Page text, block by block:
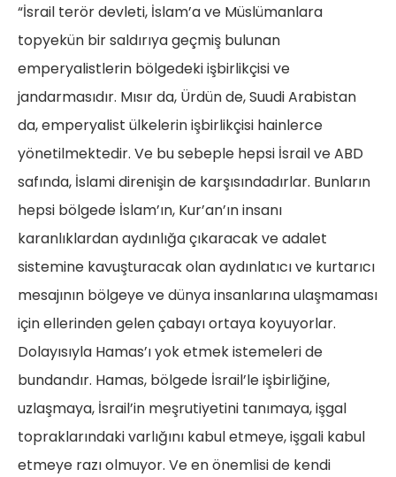
“İsrail terör devleti, İslam’a ve Müslümanlara
topyekün bir saldırıya geçmiş bulunan
emperyalistlerin bölgedeki işbirlikçisi ve
jandarmasıdır. Mısır da, Ürdün de, Suudi Arabistan
da, emperyalist ülkelerin işbirlikçisi hainlerce
yönetilmektedir. Ve bu sebeple hepsi İsrail ve ABD
safında, İslami direnişin de karşısındadırlar. Bunların
hepsi bölgede İslam’ın, Kur’an’ın insanı
karanlıklardan aydınlığa çıkaracak ve adalet
sistemine kavuşturacak olan aydınlatıcı ve kurtarıcı
mesajının bölgeye ve dünya insanlarına ulaşmaması
için ellerinden gelen çabayı ortaya koyuyorlar.
Dolayısıyla Hamas’ı yok etmek istemeleri de
bundandır. Hamas, bölgede İsrail’le işbirliğine,
uzlaşmaya, İsrail’in meşrutiyetini tanımaya, işgal
topraklarındaki varlığını kabul etmeye, işgali kabul
etmeye razı olmuyor. Ve en önemlisi de kendi